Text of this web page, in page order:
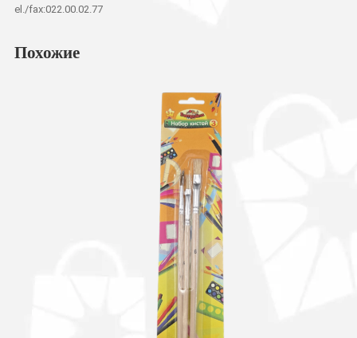
el./fax:022.00.02.77
Похожие